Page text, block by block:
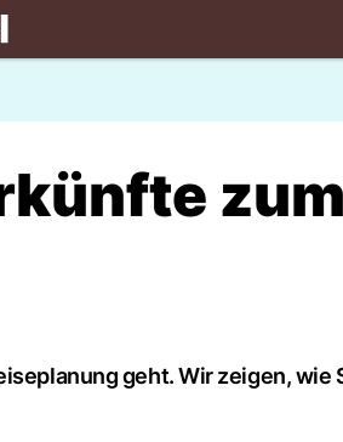
zum
geht. Wir zeigen, wie